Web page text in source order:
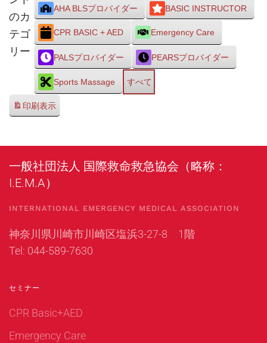
のカ
テゴ
リー
AHA BLSプロバイダー BASIC INSTRUCTOR
CPR BASIC + AED Emergency Care
PALSプロバイダー PEARSプロバイダー
Sports Massage すべて
印刷表示
一般社団法人 国際救命救急協会（略称：
I.E.M.A）
INTERNATIONAL EMERGENCY MEDICAL ASSOCIATION
神奈川県川崎市川崎区塩浜3-27-8 1階
Tel: 044-589-7630
セミナー
CPR Basic+AED
Emergency Care